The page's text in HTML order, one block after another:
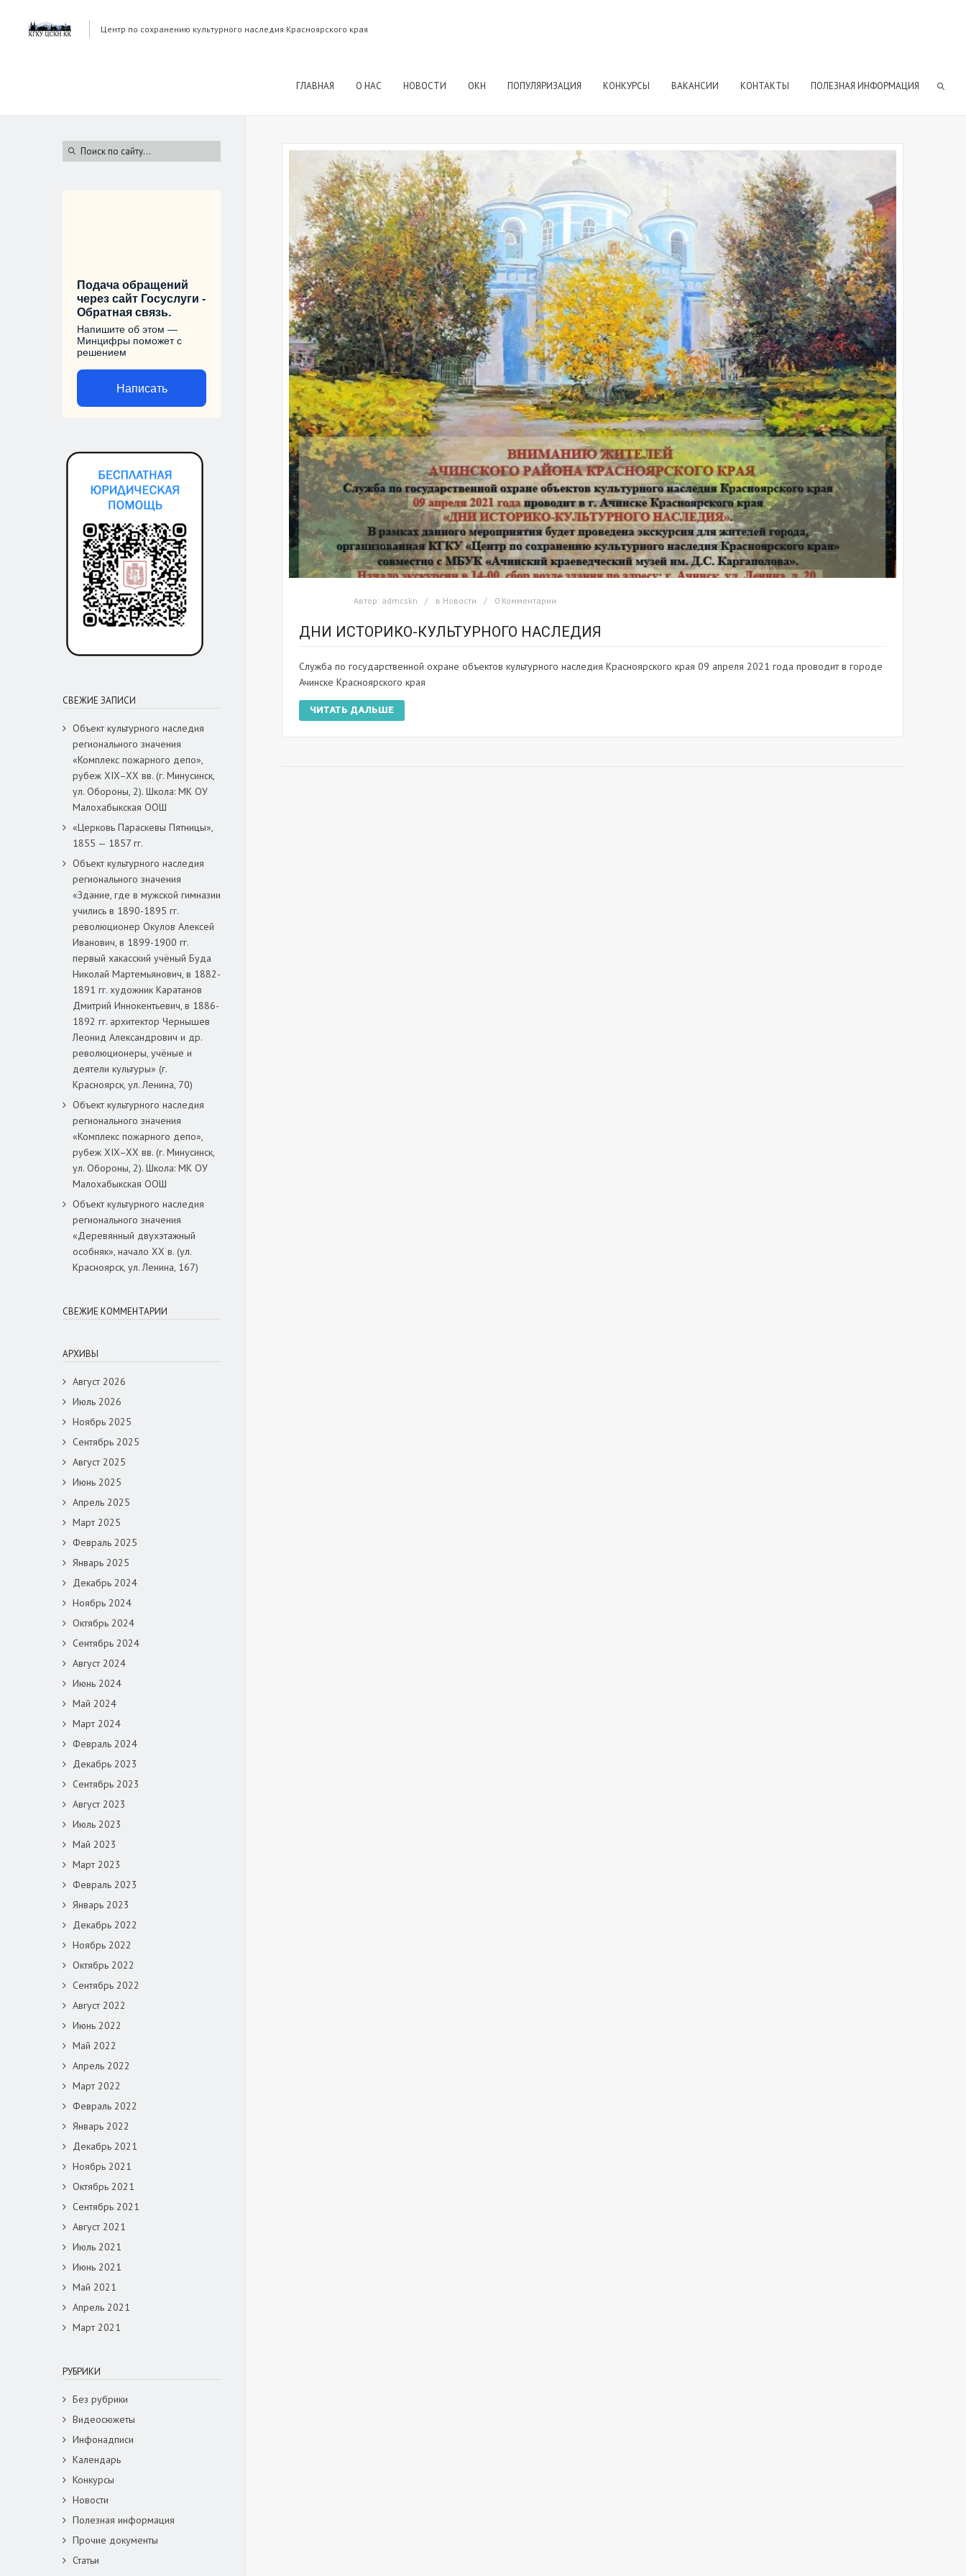
Центр по сохранению культурного наследия Красноярского края
ГЛАВНАЯ О НАС НОВОСТИ ОКН ПОПУЛЯРИЗАЦИЯ КОНКУРСЫ ВАКАНСИИ КОНТАКТЫ ПОЛЕЗНАЯ ИНФОРМАЦИЯ
Автор: admcskn в Новости 0 Комментарии
ДНИ ИСТОРИКО-КУЛЬТУРНОГО НАСЛЕДИЯ
Служба по государственной охране объектов культурного наследия Красноярского края 09 апреля 2021 года проводит в городе
Ачинске Красноярского края
ЧИТАТЬ ДАЛЬШЕ
Подача обращений
через сайт Госуслуги -
Обратная связь.
Напишите об этом —
Минцифры поможет с
решением
Написать
СВЕЖИЕ ЗАПИСИ
Объект культурного наследия
регионального значения
«Комплекс пожарного депо»,
рубеж XIX–XX вв. (г. Минусинск,
ул. Обороны, 2). Школа: МК ОУ
Малохабыкская ООШ
«Церковь Параскевы Пятницы»,
1855 — 1857 гг.
Объект культурного наследия
регионального значения
«Здание, где в мужской гимназии
учились в 1890-1895 гг.
революционер Окулов Алексей
Иванович, в 1899-1900 гг.
первый хакасский учёный Буда
Николай Мартемьянович, в 1882-
1891 гг. художник Каратанов
Дмитрий Иннокентьевич, в 1886-
1892 гг. архитектор Чернышев
Леонид Александрович и др.
революционеры, учёные и
деятели культуры» (г.
Красноярск, ул. Ленина, 70)
Объект культурного наследия
регионального значения
«Комплекс пожарного депо»,
рубеж XIX–XX вв. (г. Минусинск,
ул. Обороны, 2). Школа: МК ОУ
Малохабыкская ООШ
Объект культурного наследия
регионального значения
«Деревянный двухэтажный
особняк», начало ХХ в. (ул.
Красноярск, ул. Ленина, 167)
СВЕЖИЕ КОММЕНТАРИИ
АРХИВЫ
Август 2026
Июль 2026
Ноябрь 2025
Сентябрь 2025
Август 2025
Июнь 2025
Апрель 2025
Март 2025
Февраль 2025
Январь 2025
Декабрь 2024
Ноябрь 2024
Октябрь 2024
Сентябрь 2024
Август 2024
Июнь 2024
Май 2024
Март 2024
Февраль 2024
Декабрь 2023
Сентябрь 2023
Август 2023
Июль 2023
Май 2023
Март 2023
Февраль 2023
Январь 2023
Декабрь 2022
Ноябрь 2022
Октябрь 2022
Сентябрь 2022
Август 2022
Июнь 2022
Май 2022
Апрель 2022
Март 2022
Февраль 2022
Январь 2022
Декабрь 2021
Ноябрь 2021
Октябрь 2021
Сентябрь 2021
Август 2021
Июль 2021
Июнь 2021
Май 2021
Апрель 2021
Март 2021
РУБРИКИ
Без рубрики
Видеосюжеты
Инфонадписи
Календарь
Конкурсы
Новости
Полезная информация
Прочие документы
Статьи